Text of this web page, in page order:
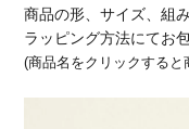
商品の形、サイズ、組
ラッピング方法にてお
(商品名をクリックする